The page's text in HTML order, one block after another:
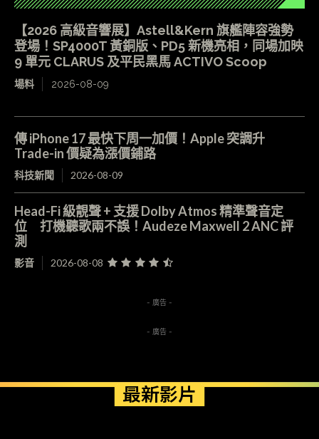
【2026 高級音響展】Astell&Kern 旗艦陣容強勢
登場！SP4000T 黃銅版、PD5 新機亮相，同場加映
9 單元 CLARUS 及平民黑馬 ACTIVO Scoop
場料 2026-08-09
傳 iPhone 17 最快下周一加價！Apple 突調升
Trade-in 價疑為漲價鋪路
科技新聞 2026-08-09
Head-Fi 級靚聲 + 支援 Dolby Atmos 精準聲音定
位 打機聽歌兩不誤！Audeze Maxwell 2 ANC 評
測
影音 2026-08-08
- 廣告 -
- 廣告 -
最新影片